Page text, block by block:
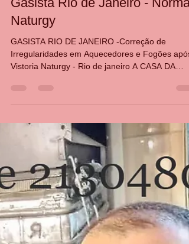
11 de ago. de 2025
Gasista Rio de Janeiro - Normas
Naturgy
MANUTENÇÃO Aquecedores é especialista em
correção de irregularidades apontadas no laudo
técnico da Naturgy em aquecedores a gás,
e sistemas de exaustão. Quando a empresa
autorizada pela Naturgy realiza a inspeção
periódica (obrigatória para segurança do
de gás), muitas vezes são identificados
como: Chaminé de aquecedor fo